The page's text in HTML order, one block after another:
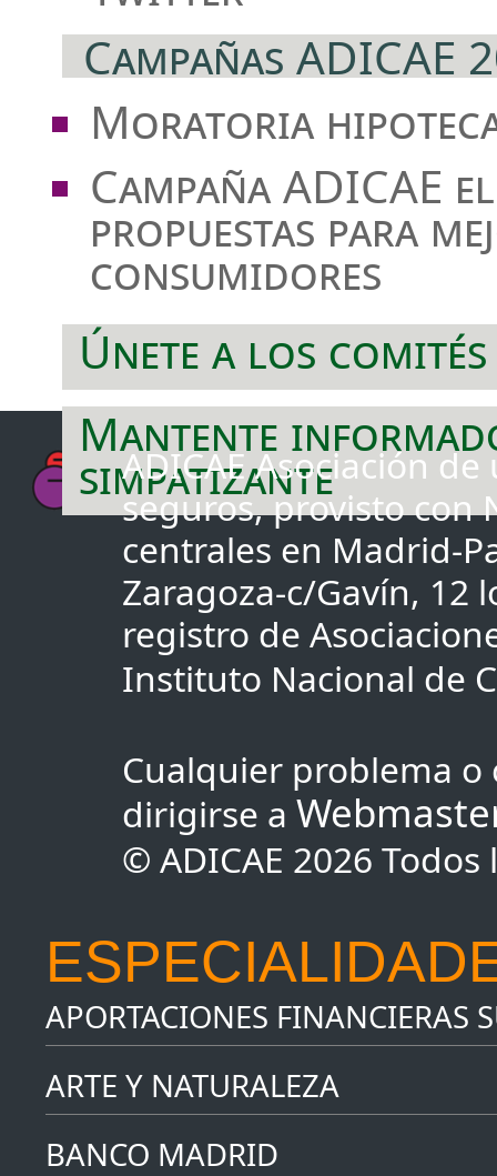
Campañas ADICAE
Moratoria
Campaña ADICAE
propuestas para
consumidores
Únete a los
Mantente
simpatizante
ADICAE Asociación
seguros, provisto con
centrales en Madrid-
Zaragoza-c/Gavín, 12
registro de
Instituto Nacional de
Cualquier problema
dirigirse a
© ADICAE 2026
APORTACIONES FINANCIERAS
ARTE Y NATURALEZA
BANCO MADRID